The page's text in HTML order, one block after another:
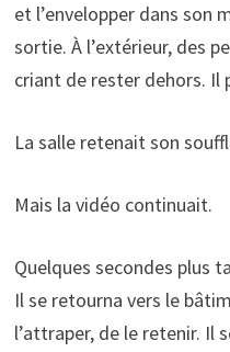
et l’envelopper dans son
sortie. À l’extérieur, des
criant de rester dehors. Il
La salle retenait son
Mais la vidéo continuait.
Quelques secondes plus
Il se retourna vers le
l’attraper, de le retenir. Il